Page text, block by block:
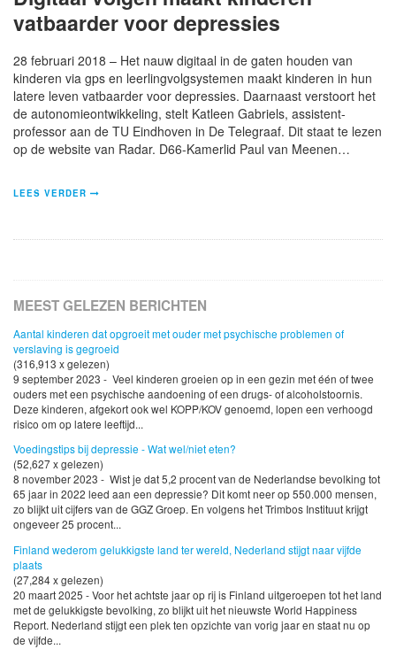
vatbaarder voor depressies
28 februari 2018 – Het nauw digitaal in de gaten houden van
kinderen via gps en leerlingvolgsystemen maakt kinderen in hun
latere leven vatbaarder voor depressies. Daarnaast verstoort het
de autonomieontwikkeling, stelt Katleen Gabriels, assistent-
professor aan de TU Eindhoven in De Telegraaf. Dit staat te lezen
op de website van Radar. D66-Kamerlid Paul van Meenen…
LEES VERDER
MEEST GELEZEN BERICHTEN
Aantal kinderen dat opgroeit met ouder met psychische problemen of
verslaving is gegroeid
(316,913 x gelezen)
9 september 2023 - Veel kinderen groeien op in een gezin met één of twee
ouders met een psychische aandoening of een drugs- of alcoholstoornis.
Deze kinderen, afgekort ook wel KOPP/KOV genoemd, lopen een verhoogd
risico om op latere leeftijd...
Voedingstips bij depressie - Wat wel/niet eten?
(52,627 x gelezen)
8 november 2023 - Wist je dat 5,2 procent van de Nederlandse bevolking tot
65 jaar in 2022 leed aan een depressie? Dit komt neer op 550.000 mensen,
zo blijkt uit cijfers van de GGZ Groep. En volgens het Trimbos Instituut krijgt
ongeveer 25 procent...
Finland wederom gelukkigste land ter wereld, Nederland stijgt naar vijfde
plaats
(27,284 x gelezen)
20 maart 2025 - Voor het achtste jaar op rij is Finland uitgeroepen tot het land
met de gelukkigste bevolking, zo blijkt uit het nieuwste World Happiness
Report. Nederland stijgt een plek ten opzichte van vorig jaar en staat nu op
de vijfde...